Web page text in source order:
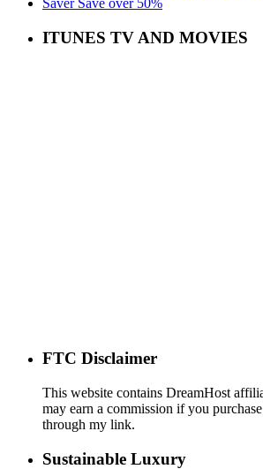
ITUNES TV AND MOVIES
FTC Disclaimer
This website contains DreamHost
may earn a commission if you
through my link.
Sustainable Luxury